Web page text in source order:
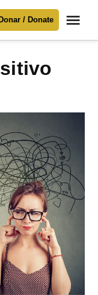
tu apoyo
Donar / Donate